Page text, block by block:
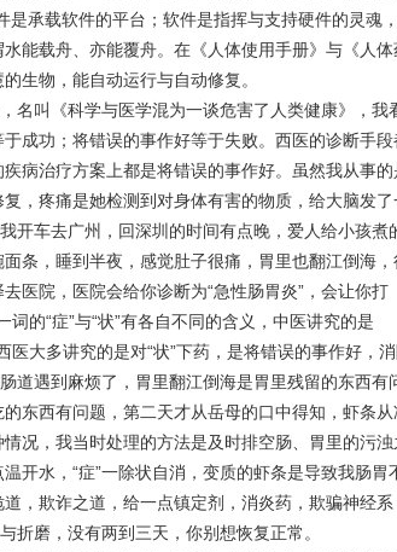
是承载软件的平台；软件是指挥与支持硬件的灵魂
能载舟、亦能覆舟。在《人体使用手册》与《人体
生物，能自动运行与自动修复。
名叫《科学与医学混为一谈危害了人类健康》，我
成功；将错误的事作好等于失败。西医的诊断手段
病治疗方案上都是将错误的事作好。虽然我从事的
，疼痛是她检测到对身体有害的物质，给大脑发了
我开车去广州，回深圳的时间有点晚，爱人给小孩煮
条，睡到半夜，感觉肚子很痛，胃里也翻江倒海，
医院，医院会给你诊断为“急性肠胃炎” ，会让你打
词的“症”与“状”有各自不同的含义，中医讲究的是
医大多讲究的是对“状”下药，是将错误的事作好，
道遇到麻烦了，胃里翻江倒海是胃里残留的东西有
东西有问题，第二天才从岳母的口中得知，虾条从
况，我当时处理的方法是及时排空肠、胃里的污浊
开水， “症”一除状自消，变质的虾条是导致我肠胃
，欺诈之道，给一点镇定剂，消炎药，欺骗神经系
折磨，没有两到三天，你别想恢复正常。